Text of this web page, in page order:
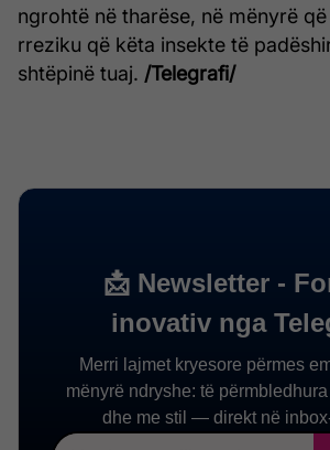
ngrohtë në tharëse, në mënyrë
rreziku që këta insekte të
shtëpinë tuaj. /Telegrafi/